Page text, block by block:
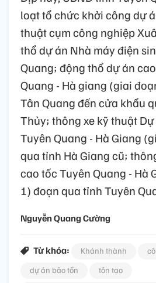
loạt tổ chức khởi công dự
thuật cụm công nghiệp
thổ dự án Nhà máy điện
Quang; động thổ dự án
Quang - Hà giang (giai
Tân Quang đến cửa khẩu
Thủy; thông xe kỹ thuật
Tuyên Quang - Hà Giang
qua tỉnh Hà Giang cũ;
cao tốc Tuyên Quang - Hà
1) đoạn qua tỉnh Tuyên
Nguyễn Quang Cường
Từ khóa: Khánh thành
dự án bảo tồn
tôn tạo